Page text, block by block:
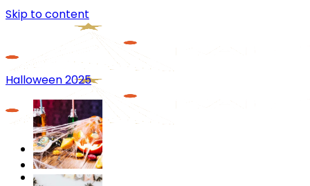
Skip to content
Menu
Prekių katalogas
Halloween 2025